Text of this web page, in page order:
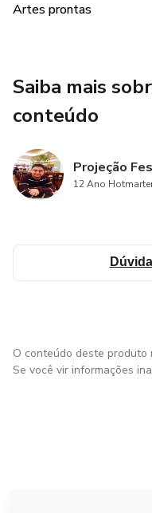
Artes prontas
Saiba mais
conteúdo
Projeção
12 Ano
O conteúdo deste produto
Se você vir informações